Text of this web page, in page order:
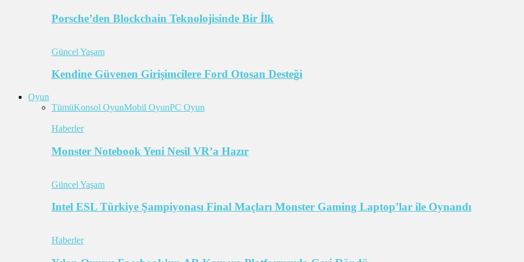
Porsche’den Blockchain Teknolojisinde Bir İlk
Güncel Yaşam
Kendine Güvenen Girişimcilere Ford Otosan Desteği
Oyun
TümüKonsol OyunMobil OyunPC Oyun
Haberler
Monster Notebook Yeni Nesil VR’a Hazır
Güncel Yaşam
Intel ESL Türkiye Şampiyonası Final Maçları Monster Gaming Laptop’lar ile Oynandı
Haberler